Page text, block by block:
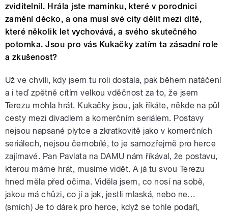
zviditelnil. Hrála jste maminku, které v porodnici
zamění děcko, a ona musí své city dělit mezi dítě,
které několik let vychovává, a svého skutečného
potomka. Jsou pro vás Kukačky zatím ta zásadní role
a zkušenost?
Už ve chvíli, kdy jsem tu roli dostala, pak během natáčení
a i teď zpětně cítím velkou vděčnost za to, že jsem
Terezu mohla hrát. Kukačky jsou, jak říkáte, někde na půl
cesty mezi divadlem a komerčním seriálem. Postavy
nejsou napsané plytce a zkratkovitě jako v komerčních
seriálech, nejsou černobílé, to je samozřejmě pro herce
zajímavé. Pan Pavlata na DAMU nám říkával, že postavu,
kterou máme hrát, musíme vidět. A já tu svou Terezu
hned měla před očima. Viděla jsem, co nosí na sobě,
jakou má chůzi, co jí a jak, jestli mlaská, nebo ne…
(smích) Je to dárek pro herce, když se tohle podaří,